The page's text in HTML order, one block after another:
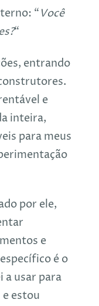
“ Você
“
entrando
e
inteira,
para meus
por ele,
e
é o
a usar para
estou